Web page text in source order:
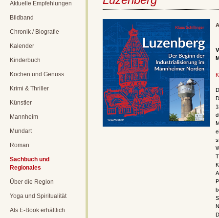
Aktuelle Empfehlungen
Bildband
Chronik / Biografie
Kalender
Kinderbuch
Kochen und Genuss
Krimi & Thriller
Künstler
Mannheim
Mundart
Roman
Sachbuch und
Regionales
Über die Region
Yoga und Spiritualität
Als E-Book erhältlich